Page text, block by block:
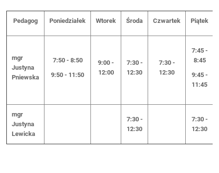
Pedagog Poniedziałek Wtorek Środa Czwartek Piątek
mgr
Justyna
Pniewska
7:50 - 8:50
9:50 - 11:50
9:00 -
12:00
7:30 -
12:30
7:30 -
12:30
7:45 -
8:45
9:45 -
11:45
mgr
Justyna
Lewicka
7:30 -
12:30
7:30 -
12:30